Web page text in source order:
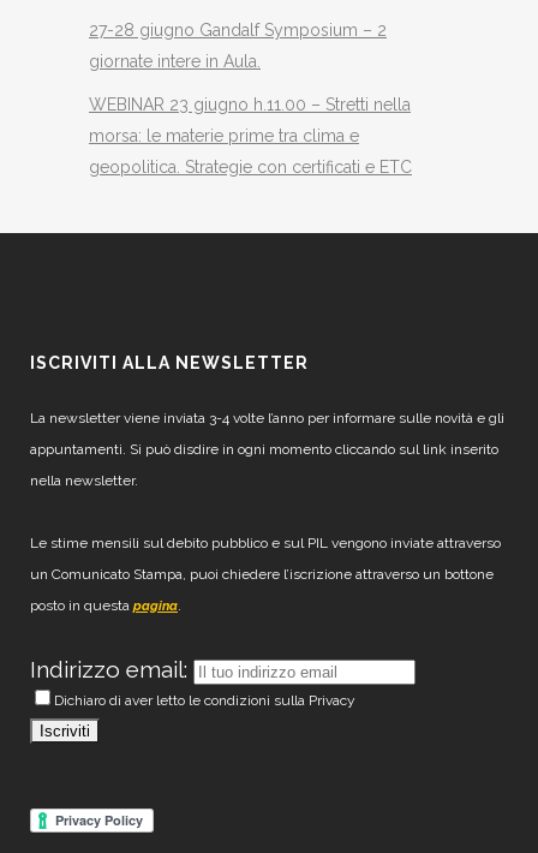
27-28 giugno Gandalf Symposium – 2
giornate intere in Aula.
WEBINAR 23 giugno h.11.00 – Stretti nella
morsa: le materie prime tra clima e
geopolitica. Strategie con certificati e ETC
ISCRIVITI ALLA NEWSLETTER
La newsletter viene inviata 3-4 volte l’anno per informare sulle novità e gli
appuntamenti. Si può disdire in ogni momento cliccando sul link inserito
nella newsletter.
Le stime mensili sul debito pubblico e sul PIL vengono inviate attraverso
un Comunicato Stampa, puoi chiedere l’iscrizione attraverso un bottone
posto in questa pagina.
Indirizzo email:
Dichiaro di aver letto le condizioni sulla Privacy